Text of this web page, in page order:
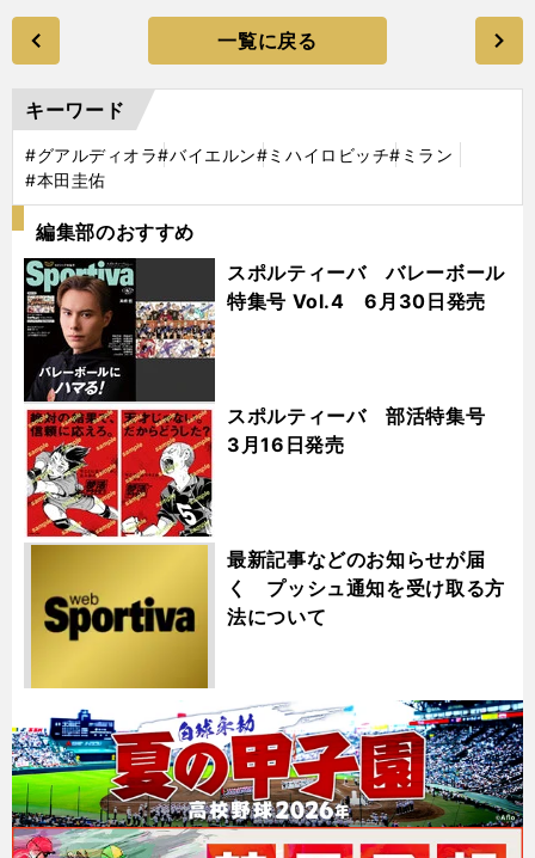
一覧に戻る
キーワード
#グアルディオラ#バイエルン#ミハイロビッチ#ミラン
#本田圭佑
編集部のおすすめ
スポルティーバ バレーボール
特集号 Vol.4 6月30日発売
スポルティーバ 部活特集号
3月16日発売
最新記事などのお知らせが届
く プッシュ通知を受け取る方
法について